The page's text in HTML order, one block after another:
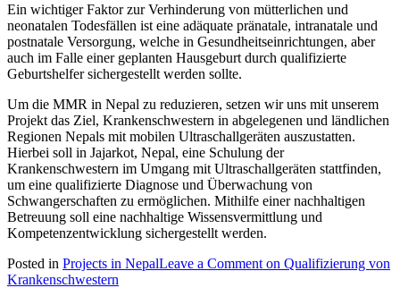
Ein wichtiger Faktor zur Verhinderung von mütterlichen und
neonatalen Todesfällen ist eine adäquate pränatale, intranatale und
postnatale Versorgung, welche in Gesundheitseinrichtungen, aber
auch im Falle einer geplanten Hausgeburt durch qualifizierte
Geburtshelfer sichergestellt werden sollte.
Um die MMR in Nepal zu reduzieren, setzen wir uns mit unserem
Projekt das Ziel, Krankenschwestern in abgelegenen und ländlichen
Regionen Nepals mit mobilen Ultraschallgeräten auszustatten.
Hierbei soll in Jajarkot, Nepal, eine Schulung der
Krankenschwestern im Umgang mit Ultraschallgeräten stattfinden,
um eine qualifizierte Diagnose und Überwachung von
Schwangerschaften zu ermöglichen. Mithilfe einer nachhaltigen
Betreuung soll eine nachhaltige Wissensvermittlung und
Kompetenzentwicklung sichergestellt werden.
Posted in Projects in NepalLeave a Comment on Qualifizierung von
Krankenschwestern